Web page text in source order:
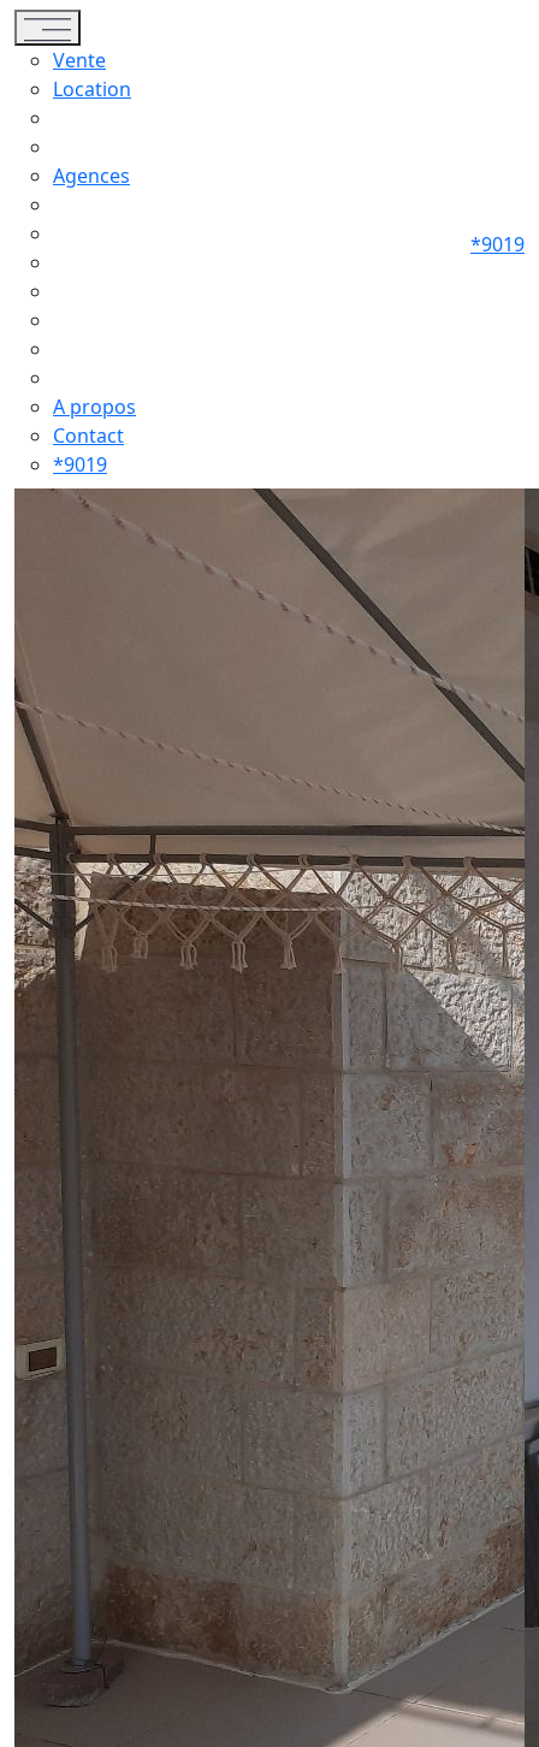
Toggle navigation
Vente
Location
Agences
A propos
Contact
*9019
*9019